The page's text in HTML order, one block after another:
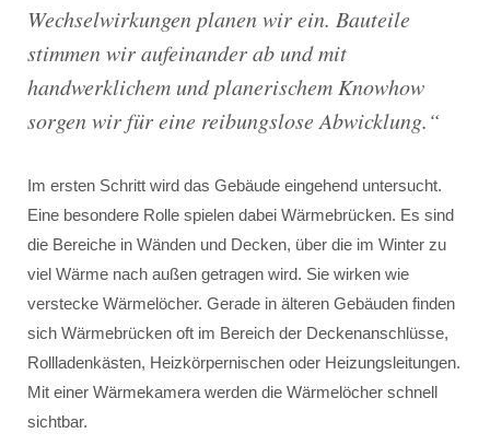
Wechselwirkungen planen wir ein. Bauteile
stimmen wir aufeinander ab und mit
handwerklichem und planerischem Knowhow
sorgen wir für eine reibungslose Abwicklung.“
Im ersten Schritt wird das Gebäude eingehend untersucht.
Eine besondere Rolle spielen dabei Wärmebrücken. Es sind
die Bereiche in Wänden und Decken, über die im Winter zu
viel Wärme nach außen getragen wird. Sie wirken wie
verstecke Wärmelöcher. Gerade in älteren Gebäuden finden
sich Wärmebrücken oft im Bereich der Deckenanschlüsse,
Rollladenkästen, Heizkörpernischen oder Heizungsleitungen.
Mit einer Wärmekamera werden die Wärmelöcher schnell
sichtbar.